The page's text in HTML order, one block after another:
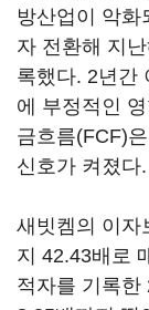
방산업이 악화
자 전환해 지
록했다. 2년간
에 부정적인
금흐름(FCF)
신호가 켜졌다.
새빗켐의 이자
지 42.43배로
적자를 기록한